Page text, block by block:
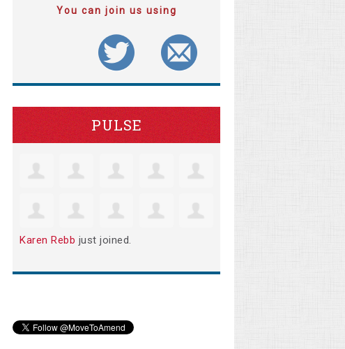
You can join us using
PULSE
Karen Rebb just joined.